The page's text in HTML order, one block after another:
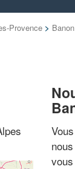
Provence > Banon